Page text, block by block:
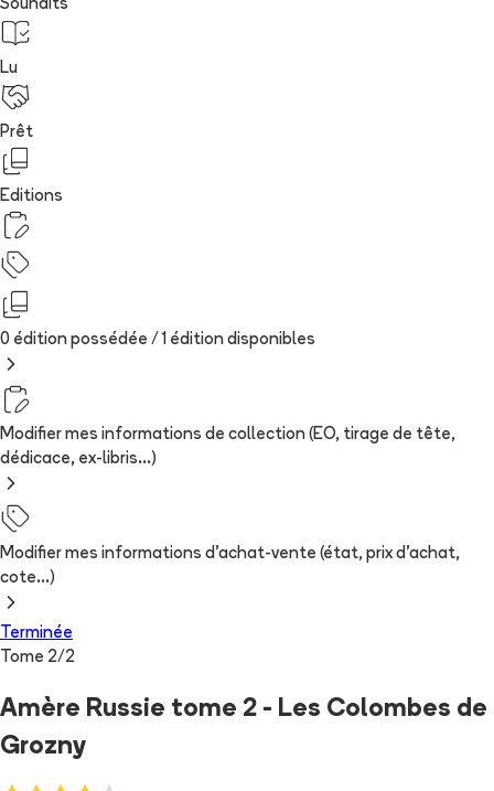
Souhaits
Lu
Prêt
Editions
0 édition possédée / 1 édition disponibles
Modifier mes informations de collection (EO, tirage de tête,
dédicace, ex-libris...)
Modifier mes informations d'achat-vente (état, prix d'achat,
cote...)
Terminée
Tome 2/2
Amère Russie tome 2 - Les Colombes de
Grozny